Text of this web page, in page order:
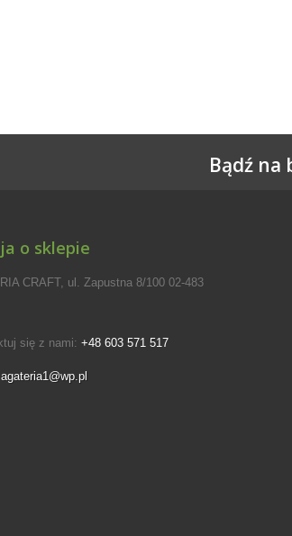
Bądź na
o sklepie
CRAFT, ul. Zapustna 8/100 02-483
się z nami: +48 603 571 517
agateria1@wp.pl